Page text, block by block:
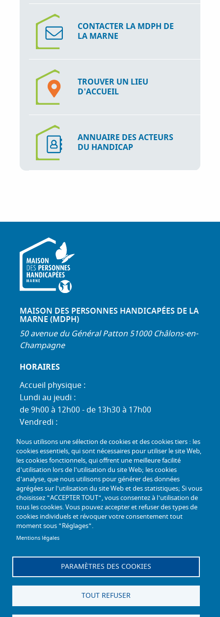
CONTACTER LA MDPH DE
LA MARNE
TROUVER UN LIEU
D'ACCUEIL
ANNUAIRE DES ACTEURS
DU HANDICAP
MAISON DES PERSONNES HANDICAPÉES DE LA
MARNE (MDPH)
50 avenue du Général Patton 51000 Châlons-en-
Champagne
HORAIRES
Accueil physique :
Lundi au jeudi :
de 9h00 à 12h00 - de 13h30 à 17h00
Vendredi :
Standard téléphonique :
Lundi au jeudi :
de 9h00 à 12h30 - de 13h30 à 17h00
Vendredi :
de 9h00 à 12h30 - de 13h30 à 16h30
TÉL :+33 (0) 3 26 26 06 06
COURRIEL : accueil@mdph51.fr
Nous utilisons une sélection de cookies et des cookies tiers : les
cookies essentiels, qui sont nécessaires pour utiliser le site Web,
les cookies fonctionnels, qui offrent une meilleure facilité
d'utilisation lors de l'utilisation du site Web; les cookies
d'analyse, que nous utilisons pour générer des données
agrégées sur l'utilisation du site Web et des statistiques; Si vous
choisissez "ACCEPTER TOUT", vous consentez à l'utilisation de
tous les cookies. Vous pouvez accepter et refuser des types de
cookies individuels et révoquer votre consentement tout
moment sous "Réglages".
Mentions légales
PARAMÈTRES DES COOKIES
TOUT REFUSER
Offres d'emploi
Accessibilité - Conformité partielle
Gestion des cookies
Mentions légales
Facebook
Instagram